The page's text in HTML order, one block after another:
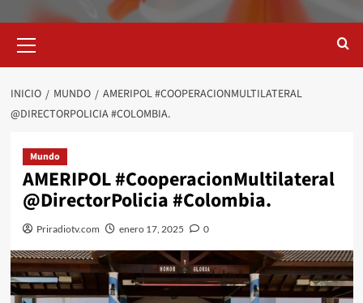
primario
INICIO MUNDO
AMERIPOL #COOPERACIONMULTILATERAL
@DIRECTORPOLICIA #COLOMBIA.
Mundo
AMERIPOL #CooperacionMultilateral
@DirectorPolicia #Colombia.
Priradiotv.com enero 17, 2025 0